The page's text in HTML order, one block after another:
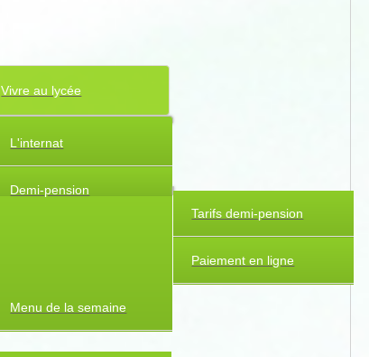
Seconde Générale et
Technologique
spécifiques
Vivre au lycée
L'internat
Demi-pension
Tarifs demi-pension
Paiement en ligne
Menu de la semaine